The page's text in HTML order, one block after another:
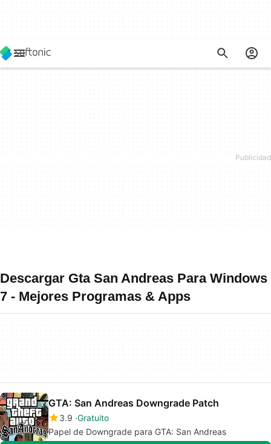
Descargar Gta San Andreas Para Windows
7 - Mejores Programas & Apps
GTA: San Andreas Downgrade Patch
3.9 Gratuito
Papel de Downgrade para GTA: San Andreas